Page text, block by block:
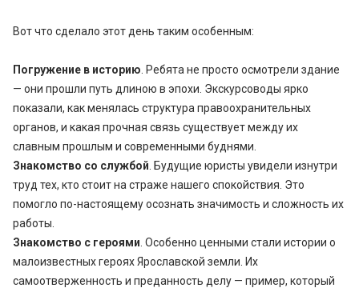
Вот что сделало этот день таким особенным:
Погружение в историю . Ребята не просто осмотрели здание
— они прошли путь длиною в эпохи. Экскурсоводы ярко
показали, как менялась структура правоохранительных
органов, и какая прочная связь существует между их
славным прошлым и современными буднями.
Знакомство со службой . Будущие юристы увидели изнутри
труд тех, кто стоит на страже нашего спокойствия. Это
помогло по-настоящему осознать значимость и сложность их
работы.
Знакомство с героями . Особенно ценными стали истории о
малоизвестных героях Ярославской земли. Их
самоотверженность и преданность делу — пример, который